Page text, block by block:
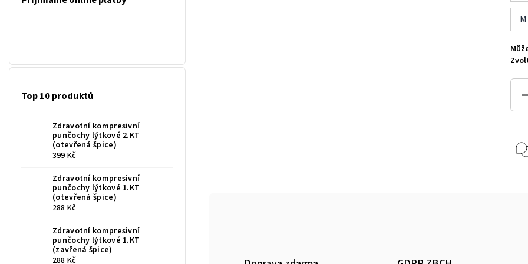
Top 10 produktů
Zdravotní kompresivní
punčochy lýtkové 2.KT
(otevřená špice)
399 Kč
Zdravotní kompresivní
punčochy lýtkové 1.KT
(otevřená špice)
288 Kč
Zdravotní kompresivní
punčochy lýtkové 1.KT
(zavřená špice)
288 Kč